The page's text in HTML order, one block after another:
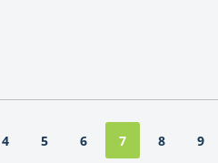
4 5 6 7 8 9